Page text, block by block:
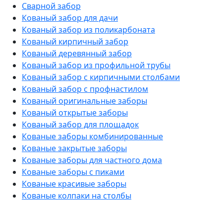
Сварной забор
Кованый забор для дачи
Кованый забор из поликарбоната
Кованый кирпичный забор
Кованый деревянный забор
Кованый забор из профильной трубы
Кованый забор с кирпичными столбами
Кованый забор с профнастилом
Кованый оригинальные заборы
Кованый открытые заборы
Кованый забор для площадок
Кованые заборы комбинированные
Кованые закрытые заборы
Кованые заборы для частного дома
Кованые заборы с пиками
Кованые красивые заборы
Кованые колпаки на столбы